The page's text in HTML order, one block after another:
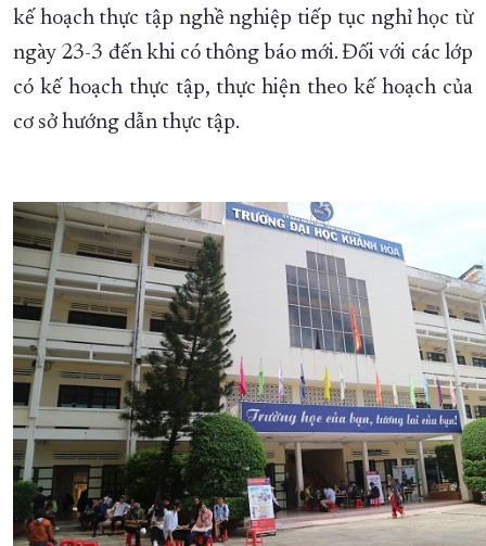
XÂY DỰNG KHÁNH HÒA TRỞ THÀNH THÀNH PHỐ TRỰC THUỘC
ĐẠI HỘI ĐẢNG CÁC CẤP TRANG CHỦ VỀ BÁO KHÁNH HÒA
kế hoạch thực tập nghề nghiệp tiếp tục nghỉ học từ
ngày 23-3 đến khi có thông báo mới. Đối với các lớp
có kế hoạch thực tập, thực hiện theo kế hoạch của
cơ sở hướng dẫn thực tập.